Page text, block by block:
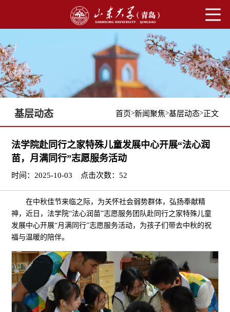
基层动态 首页>新闻聚焦>基层动态>正文
法学院赴同行之家特殊儿童发展中心开展“法心润
苗，月满同行”志愿服务活动
时间：2025-10-03 点击次数：52
在中秋佳节来临之际，为关怀社会弱势群体，弘扬奉献精
神，近日，法学院“法心润苗”志愿服务团队赴同行之家特殊儿童
发展中心开展“月满同行”志愿服务活动，为孩子们带去中秋的祝
福与温暖的陪伴。